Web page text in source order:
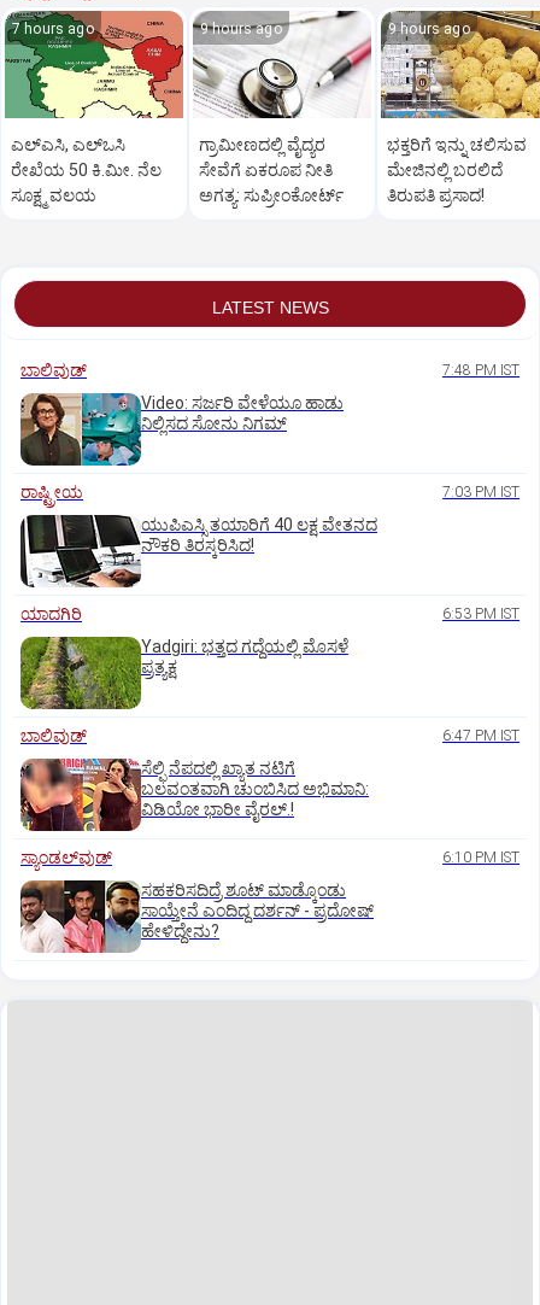
7 hours ago
ಎಲ್‌ಎಸಿ, ಎಲ್‌ಒಸಿ
ರೇಖೆಯ 50 ಕಿ.ಮೀ. ನೆಲ
ಸೂಕ್ಷ್ಮ ವಲಯ
9 hours ago
ಗ್ರಾಮೀಣದಲ್ಲಿ ವೈದ್ಯರ
ಸೇವೆಗೆ ಏಕರೂಪ ನೀತಿ
ಅಗತ್ಯ: ಸುಪ್ರೀಂಕೋರ್ಟ್‌
9 hours ago
ಭಕ್ತರಿಗೆ ಇನ್ನು ಚಲಿಸುವ
ಮೇಜಿನಲ್ಲಿ ಬರಲಿದೆ
ತಿರುಪತಿ ಪ್ರಸಾದ!
LATEST NEWS
ಬಾಲಿವುಡ್‌ 7:48 PM IST
‌Video: ಸರ್ಜರಿ ವೇಳೆಯೂ ಹಾಡು
ನಿಲ್ಲಿಸದ ಸೋನು ನಿಗಮ್
ರಾಷ್ಟ್ರೀಯ 7:03 PM IST
ಯುಪಿಎಸ್ಸಿ ತಯಾರಿಗೆ 40 ಲಕ್ಷ ವೇತನದ
ನೌಕರಿ ತಿರಸ್ಕರಿಸಿದ!
ಯಾದಗಿರಿ 6:53 PM IST
Yadgiri: ಭತ್ತದ ಗದ್ದೆಯಲ್ಲಿ ಮೊಸಳೆ
ಪ್ರತ್ಯಕ್ಷ
ಬಾಲಿವುಡ್‌ 6:47 PM IST
ಸೆಲ್ಫಿ ನೆಪದಲ್ಲಿ ಖ್ಯಾತ ನಟಿಗೆ
ಬಲವಂತವಾಗಿ ಚುಂಬಿಸಿದ ಅಭಿಮಾನಿ:
ವಿಡಿಯೋ ಭಾರೀ ವೈರಲ್.!
ಸ್ಯಾಂಡಲ್‌ವುಡ್‌ 6:10 PM IST
ಸಹಕರಿಸದಿದ್ರೆ ಶೂಟ್‌ ಮಾಡ್ಕೊಂಡು
ಸಾಯ್ತೇನೆ ಎಂದಿದ್ದ ದರ್ಶನ್‌ - ಪ್ರದೋಷ್‌
ಹೇಳಿದ್ದೇನು?